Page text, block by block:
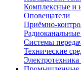
Комплексные и
Оповещатели
Приёмно-
Системы
Технические